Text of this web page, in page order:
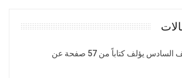
طالب في الصف السادس يؤلف كتاباً من 57 صفحة عن